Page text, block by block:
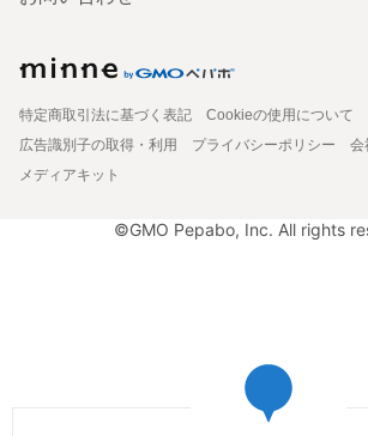
特定商取引法に基づく表記
Cookieの使用について
広告識別子の取得・利用
プライバシーポリシー 会
メディアキット
©GMO Pepabo, Inc. All rights